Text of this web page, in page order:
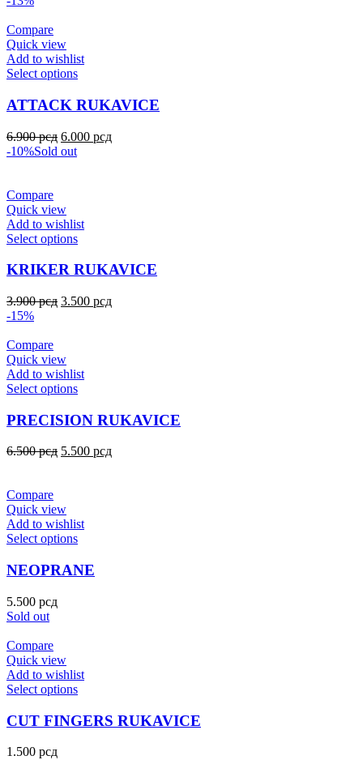
Compare
Quick view
Add to wishlist
Select options
ATTACK RUKAVICE
6.900рсд 6.000 рсд
-10%Sold out
Compare
Quick view
Add to wishlist
Select options
KRIKER RUKAVICE
3.900рсд 3.500 рсд
-15%
Compare
Quick view
Add to wishlist
Select options
PRECISION RUKAVICE
6.500рсд 5.500 рсд
Compare
Quick view
Add to wishlist
Select options
NEOPRANE
5.500 рсд
Sold out
Compare
Quick view
Add to wishlist
Select options
CUT FINGERS RUKAVICE
1.500 рсд